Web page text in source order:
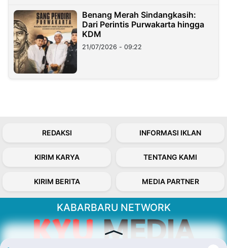
Benang Merah Sindangkasih:
Dari Perintis Purwakarta hingga
KDM
21/07/2026 - 09:22
REDAKSI INFORMASI IKLAN
KIRIM KARYA TENTANG KAMI
KIRIM BERITA MEDIA PARTNER
KABARBARU NETWORK